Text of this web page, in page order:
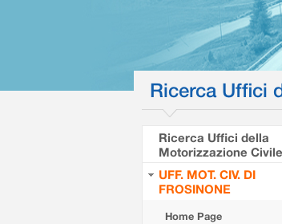
Ricerca Uffici
Ricerca Uffici della
Motorizzazione Civile
UFF. MOT. CIV. DI
FROSINONE
Home Page